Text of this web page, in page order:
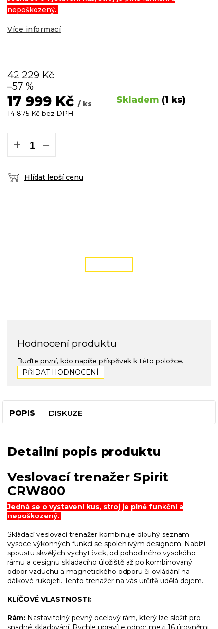
42 229 Kč
–57 %
17 999 Kč / ks Skladem (1 ks)
14 875 Kč bez DPH
+ −
Hlídat lepší cenu
nepoškozený.
Více informací
Hodnocení produktu
Buďte první, kdo napíše příspěvek k této položce.
PŘIDAT HODNOCENÍ
POPIS DISKUZE
Detailní popis produktu
Veslovací trenažer Spirit
CRW800
Jedná se o vystavení kus, stroj je plně funkční a
nepoškozený.
Skládací veslovací trenažer kombinuje dlouhý seznam
vysoce výkonných funkcí se spolehlivým designem. Nabízí
spoustu skvělých vychytávek, od pohodlného vysokého
rámu a designu skládacího úložiště až po kombinovaný
odpor vzduchu a magnetického odporu či ovládání na
dálkové rukojeti. Tento trenažér na vás určitě udělá dojem.
KLÍČOVÉ VLASTNOSTI:
Rám: Nastavitelný pevný ocelový rám, který lze složit pro
snadné skladování. Rychle upravíte odpor mezi 16 úrovněmi,